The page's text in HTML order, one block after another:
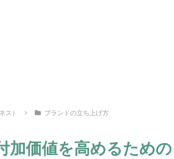
ス） ブランドの立ち上げ方
加価値を高めるため